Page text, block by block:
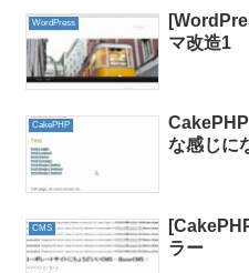
WordPress
マ改造1
CakePHP
な感じに
CMS
ラー